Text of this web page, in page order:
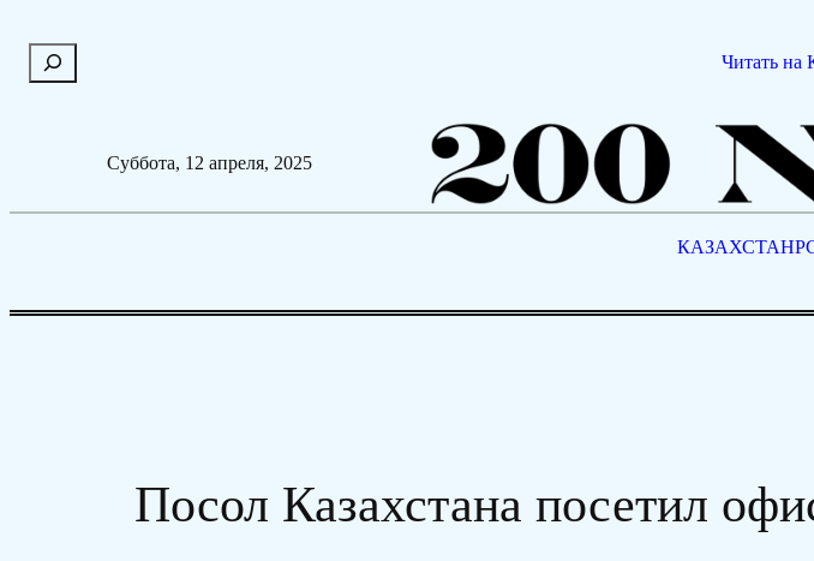
о
Читать на
Суббота, 12 апреля, 2025
КАЗАХСТАН
Посол Казахстана посетил